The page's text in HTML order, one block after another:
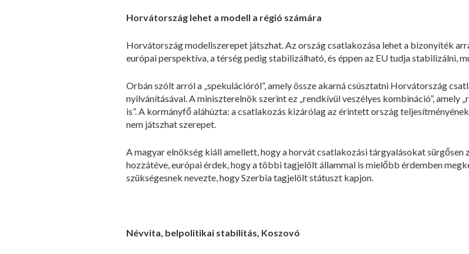
Horvátország lehet a modell a régió számára
Horvátország modellszerepet játszhat. Az ország csatlakozása lehet a bizonyíték
európai perspektíva, a térség pedig stabilizálható, és éppen az EU tudja stabilizálni,
Orbán szólt arról a „spekulációról”, amely össze akarná csúsztatni Horvátország
nyilvánításával. A miniszterelnök szerint ez „rendkívül veszélyes kombináció”, amely
is”. A kormányfő aláhúzta: a csatlakozás kizárólag az érintett ország
nem játszhat szerepet.
A magyar elnökség kiáll amellett, hogy a horvát csatlakozási tárgyalásokat sürgősen
hozzátéve, európai érdek, hogy a többi tagjelölt állammal is mielőbb érdemben
szükségesnek nevezte, hogy Szerbia tagjelölt státuszt kapjon.
Névvita, belpolitikai stabilitás, Koszovó